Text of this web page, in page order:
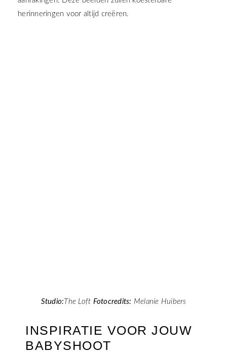
herinneringen voor altijd creëren.
Studio: The Loft Fotocredits: Melanie Huibers
INSPIRATIE VOOR JOUW
BABYSHOOT